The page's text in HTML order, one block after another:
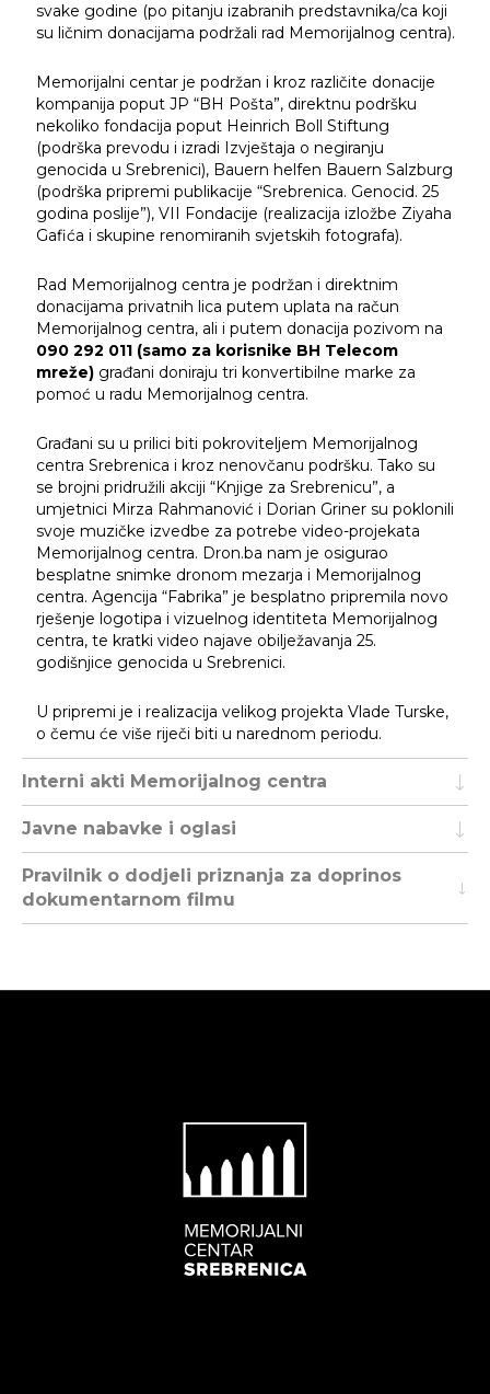
Traži
svake godine (po pitanju izabranih predstavnika/ca koji
su ličnim donacijama podržali rad Memorijalnog centra).
Memorijalni centar je podržan i kroz različite donacije
kompanija poput JP “BH Pošta”, direktnu podršku
nekoliko fondacija poput Heinrich Boll Stiftung
(podrška prevodu i izradi Izvještaja o negiranju
genocida u Srebrenici), Bauern helfen Bauern Salzburg
(podrška pripremi publikacije “Srebrenica. Genocid. 25
godina poslije”), VII Fondacije (realizacija izložbe Ziyaha
Gafića i skupine renomiranih svjetskih fotografa).
Rad Memorijalnog centra je podržan i direktnim
donacijama privatnih lica putem uplata na račun
Memorijalnog centra, ali i putem donacija pozivom na
090 292 011 (samo za korisnike BH Telecom
mreže)građani doniraju tri konvertibilne marke za
pomoć u radu Memorijalnog centra.
Građani su u prilici biti pokroviteljem Memorijalnog
centra Srebrenica i kroz nenovčanu podršku. Tako su
se brojni pridružili akciji “Knjige za Srebrenicu”, a
umjetnici Mirza Rahmanović i Dorian Griner su poklonili
svoje muzičke izvedbe za potrebe video-projekata
Memorijalnog centra. Dron.ba nam je osigurao
besplatne snimke dronom mezarja i Memorijalnog
centra. Agencija “Fabrika” je besplatno pripremila novo
rješenje logotipa i vizuelnog identiteta Memorijalnog
centra, te kratki video najave obilježavanja 25.
godišnjice genocida u Srebrenici.
U pripremi je i realizacija velikog projekta Vlade Turske,
o čemu će više riječi biti u narednom periodu.
Interni akti Memorijalnog centra
Javne nabavke i oglasi
Pravilnik o dodjeli priznanja za doprinos
dokumentarnom filmu